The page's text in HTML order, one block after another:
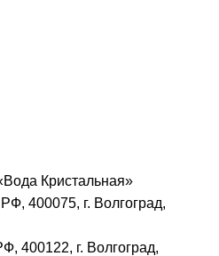
Кристальная»
РФ, 400075, г. Волгоград,
400122, г. Волгоград,